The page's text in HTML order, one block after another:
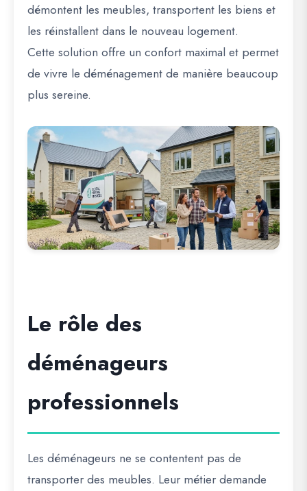
démontent les meubles, transportent les biens et
les réinstallent dans le nouveau logement.
Cette solution offre un confort maximal et permet
de vivre le déménagement de manière beaucoup
plus sereine.
Le rôle des
déménageurs
professionnels
Les déménageurs ne se contentent pas de
transporter des meubles. Leur métier demande